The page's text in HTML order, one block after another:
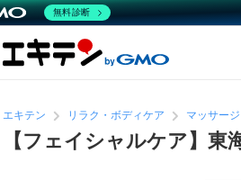
エキテン リラク・ボディケア マッサージ
【フェイシャルケア】
無料診断